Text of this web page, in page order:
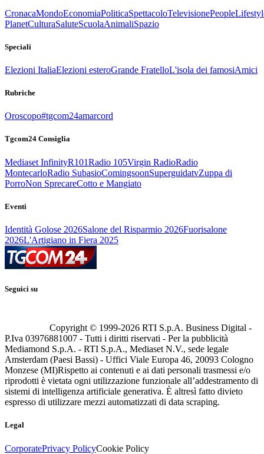
CronacaMondoEconomiaPoliticaSpettacoloTelevisionePeople
PlanetCulturaSaluteScuolaAnimaliSpazio
Speciali
Elezioni ItaliaElezioni esteroGrande FratelloL'isola dei famosiAmici
Rubriche
Oroscopo#tgcom24amarcord
Tgcom24 Consiglia
Mediaset InfinityR101Radio 105Virgin RadioRadio
MontecarloRadio SubasioComingsoonSuperguidatvZuppa di
PorroNon SprecareCotto e Mangiato
Eventi
Identità Golose 2026Salone del Risparmio 2026Fuorisalone
2026L'Artigiano in Fiera 2025
Seguici su
Copyright © 1999-2026 RTI S.p.A. Business Digital -
P.Iva 03976881007 - Tutti i diritti riservati - Per la pubblicità
Mediamond S.p.A. - RTI S.p.A., Mediaset N.V., sede legale
Amsterdam (Paesi Bassi) - Uffici Viale Europa 46, 20093 Cologno
Monzese (MI)Rispetto ai contenuti e ai dati personali trasmessi e/o
riprodotti è vietata ogni utilizzazione funzionale all’addestramento di
sistemi di intelligenza artificiale generativa. È altresì fatto divieto
espresso di utilizzare mezzi automatizzati di data scraping.
Legal
CorporatePrivacy PolicyCookie Policy